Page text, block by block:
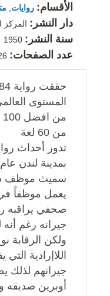
الأقسام: روايات
دار النشر: المركز
سنة النشر:
عدد الصفحات:
المستوى
من 60 لغة
يعمل موظفاً في
صحفي يراقبه
جيرانه رغم
ولكن الرقابة
اللاإرادية
جيرانهم
أوبرين صديقه